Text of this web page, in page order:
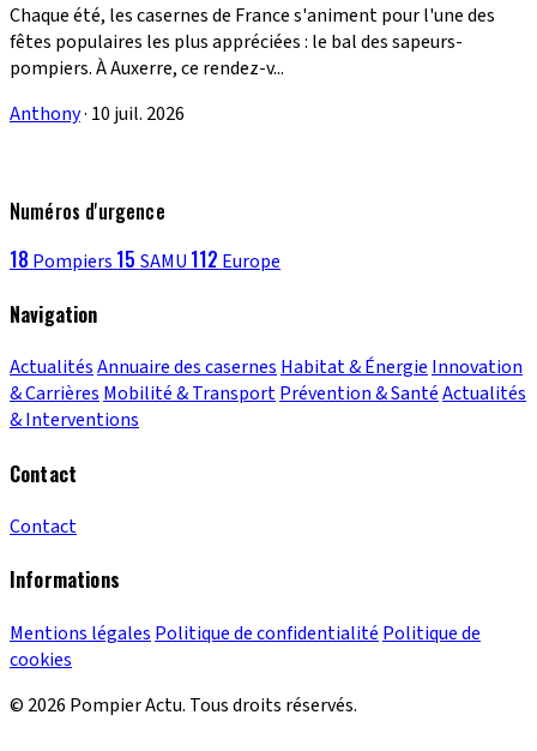
Chaque été, les casernes de France s'animent pour l'une des
fêtes populaires les plus appréciées : le bal des sapeurs-
pompiers. À Auxerre, ce rendez-v...
Anthony· 10 juil. 2026
Numéros d'urgence
18 Pompiers 15 SAMU 112 Europe
Navigation
ActualitésAnnuaire des casernesHabitat & ÉnergieInnovation
& CarrièresMobilité & TransportPrévention & SantéActualités
& Interventions
Contact
Contact
Informations
Mentions légales Politique de confidentialité Politique de
cookies
© 2026 Pompier Actu. Tous droits réservés.